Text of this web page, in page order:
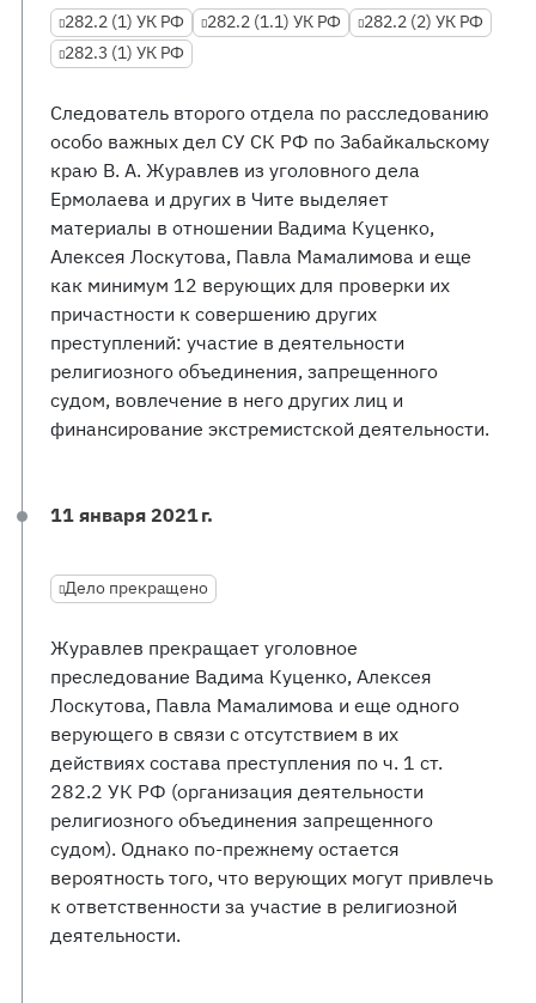
282.2 (1) УК РФ 282.2 (1.1) УК РФ
282.2 (2) УК РФ
282.3 (1) УК РФ
Следователь второго отдела по расследованию
особо важных дел СУ СК РФ по Забайкальскому
краю В. А. Журавлев из уголовного дела
Ермолаева и других в Чите выделяет
материалы в отношении Вадима Куценко,
Алексея Лоскутова, Павла Мамалимова и еще
как минимум 12 верующих для проверки их
причастности к совершению других
преступлений: участие в деятельности
религиозного объединения, запрещенного
судом, вовлечение в него других лиц и
финансирование экстремистской деятельности.
11 января 2021 г.
Дело прекращено
Журавлев прекращает уголовное
преследование Вадима Куценко, Алексея
Лоскутова, Павла Мамалимова и еще одного
верующего в связи с отсутствием в их
действиях состава преступления по ч. 1 ст.
282.2 УК РФ (организация деятельности
религиозного объединения запрещенного
судом). Однако по-прежнему остается
вероятность того, что верующих могут привлечь
к ответственности за участие в религиозной
деятельности.